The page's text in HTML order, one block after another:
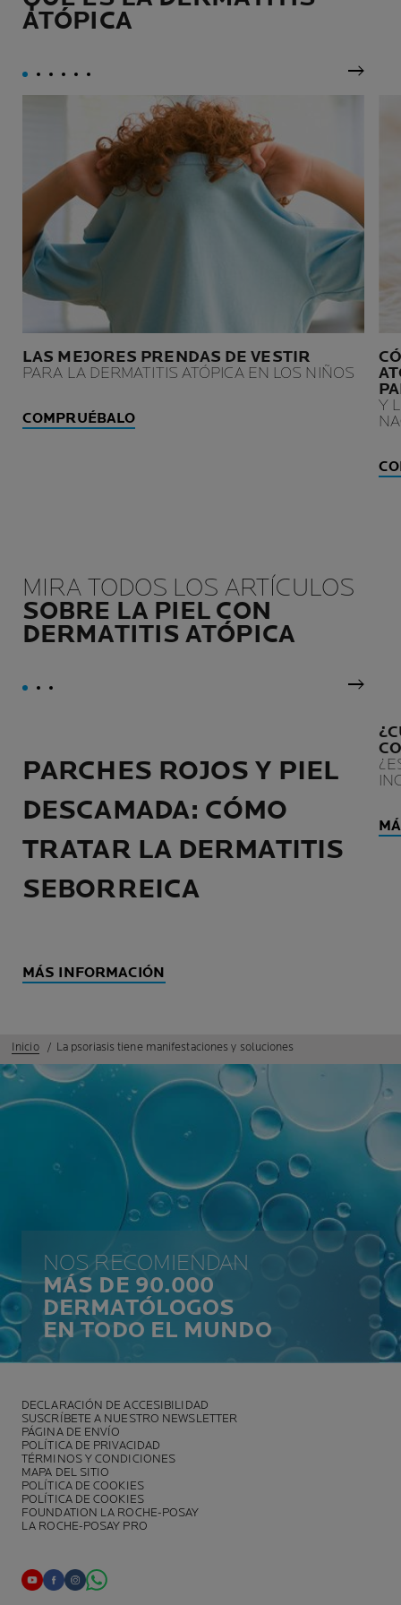
cáncer.
ATÓPICA
Panel
LAS MEJORES PRENDAS DE VESTIR
PARA LA DERMATITIS ATÓPICA EN LOS NIÑOS
COMPRUÉBALO
Y
MIRA TODOS LOS ARTÍCULOS
SOBRE LA PIEL CON
DERMATITIS ATÓPICA
Panel
PARCHES ROJOS Y PIEL
DESCAMADA: CÓMO
TRATAR LA DERMATITIS
SEBORREICA
MÁS INFORMACIÓN
Inicio La psoriasis tiene manifestaciones y soluciones
NOS RECOMIENDAN
MÁS DE 90.000
DERMATÓLOGOS
EN TODO EL MUNDO
DECLARACIÓN DE ACCESIBILIDAD
SUSCRÍBETE A NUESTRO NEWSLETTER
PÁGINA DE ENVÍO
POLÍTICA DE PRIVACIDAD
TÉRMINOS Y CONDICIONES
MAPA DEL SITIO
POLÍTICA DE COOKIES
POLÍTICA DE COOKIES
FOUNDATION LA ROCHE-POSAY
LA ROCHE-POSAY PRO